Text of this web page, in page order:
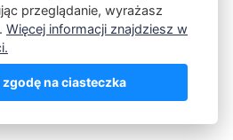
by Publii
przeglądanie, wyrażasz
Więcej informacji znajdziesz w
na ciasteczka